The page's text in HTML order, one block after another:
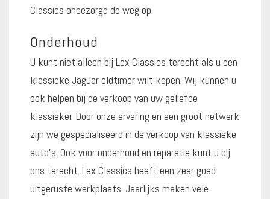
Classics onbezorgd de weg op.
Onderhoud
U kunt niet alleen bij Lex Classics terecht als u een
klassieke Jaguar oldtimer wilt kopen. Wij kunnen u
ook helpen bij de verkoop van uw geliefde
klassieker. Door onze ervaring en een groot netwerk
zijn we gespecialiseerd in de verkoop van klassieke
auto’s. Ook voor onderhoud en reparatie kunt u bij
ons terecht. Lex Classics heeft een zeer goed
uitgeruste werkplaats. Jaarlijks maken vele